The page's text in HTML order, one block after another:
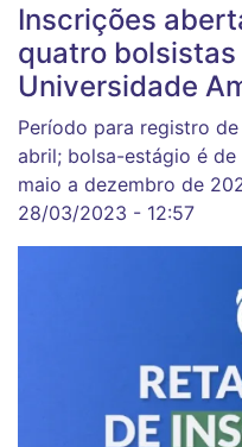
Inscrições
quatro
Universidade
Período para registro
abril; bolsa-estágio é
maio a dezembro de
28/03/2023 - 12:57